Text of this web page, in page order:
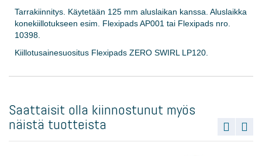
Tarrakiinnitys. Käytetään 125 mm aluslaikan kanssa. Aluslaikka
konekiillotukseen esim. Flexipads AP001 tai Flexipads nro.
10398.
Kiillotusainesuositus Flexipads ZERO SWIRL LP120.
Saattaisit olla kiinnostunut myös
näistä tuotteista